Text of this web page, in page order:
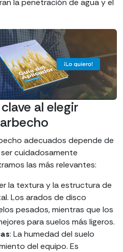
la penetración de agua y el
al elegir
adecuados depende de
cuidadosamente
las más relevantes:
la textura y la estructura de
Los arados de disco
pesados, mientras que los
para suelos más ligeros.
: La humedad del suelo
del equipo. Es